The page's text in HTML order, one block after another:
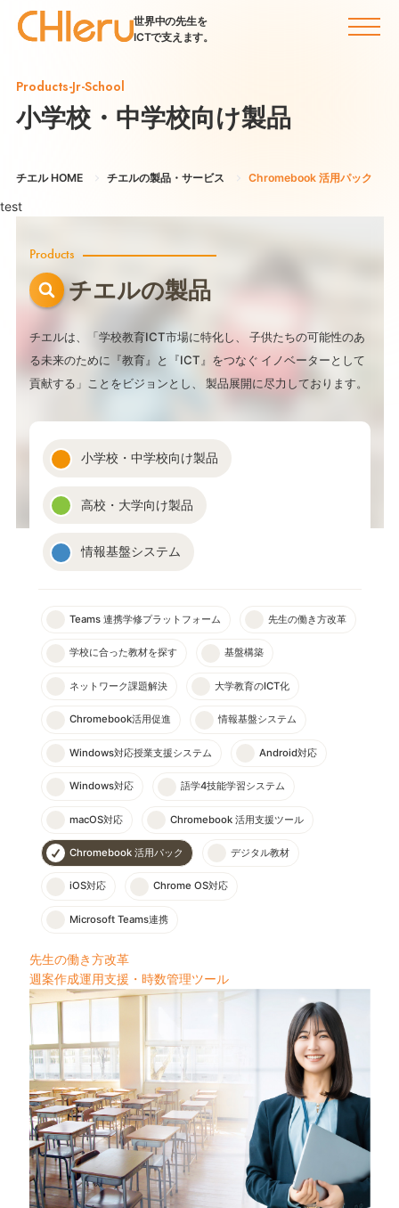
世界中の先生を
ICTで支えます。
Products-Jr-School
小学校・中学校向け製品
チエル HOME チエルの製品・サービス Chromebook 活用パック
test
Products
チエルの製品
チエルは、「学校教育ICT市場に特化し、
子供たちの可能性のあ
る未来のために『教育』と『ICT』をつなぐ イノベーターとして
貢献する」ことをビジョンとし、
製品展開に尽力しております。
小学校・中学校向け製品
高校・大学向け製品
情報基盤システム
Teams 連携学修プラットフォーム 先生の働き方改革
学校に合った教材を探す 基盤構築
ネットワーク課題解決 大学教育のICT化
Chromebook活用促進 情報基盤システム
Windows対応授業支援システム Android対応
Windows対応 語学4技能学習システム
macOS対応 Chromebook 活用支援ツール
Chromebook 活用パック デジタル教材
iOS対応 Chrome OS対応
Microsoft Teams連携
先生の働き方改革
週案作成運用支援・時数管理ツール